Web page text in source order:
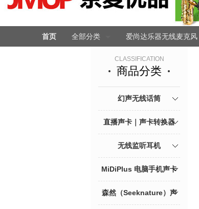
首页 全部分类 爱尚达乐器无线麦克风
CLASSIFICATION
商品分类
幻声无线话筒
直播声卡｜声卡转换器
无线监听耳机
MiDiPlus 电脑手机声卡
森然（Seeknature）声